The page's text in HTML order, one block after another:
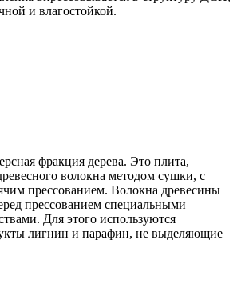
и влагостойкой.
фракция дерева. Это плита,
волокна методом сушки, с
прессованием. Волокна древесины
прессованием специальными
Для этого используются
лигнин и парафин, не выделяющие